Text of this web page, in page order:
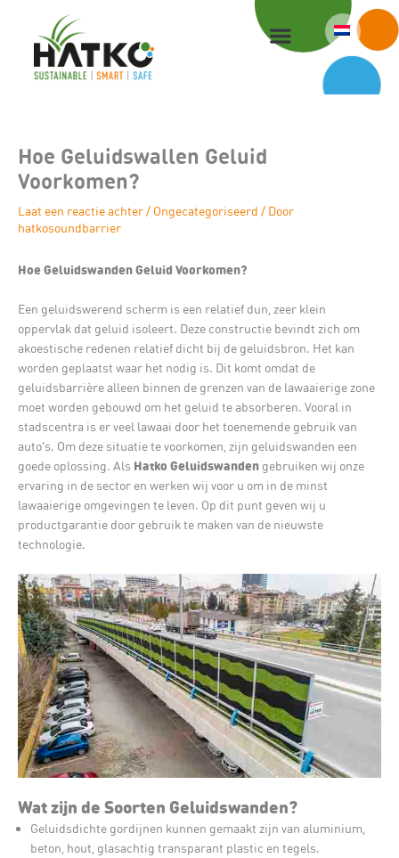
inhoud
Hoe Geluidswallen Geluid
Voorkomen?
Laat een reactie achter/ Ongecategoriseerd / Door
hatkosoundbarrier
Hoe Geluidswanden Geluid Voorkomen?
Een geluidswerend scherm is een relatief dun, zeer klein
oppervlak dat geluid isoleert. Deze constructie bevindt zich om
akoestische redenen relatief dicht bij de geluidsbron. Het kan
worden geplaatst waar het nodig is. Dit komt omdat de
geluidsbarrière alleen binnen de grenzen van de lawaaierige zone
moet worden gebouwd om het geluid te absorberen. Vooral in
stadscentra is er veel lawaai door het toenemende gebruik van
auto’s. Om deze situatie te voorkomen, zijn geluidswanden een
goede oplossing. Als Hatko Geluidswanden gebruiken wij onze
ervaring in de sector en werken wij voor u om in de minst
lawaaierige omgevingen te leven. Op dit punt geven wij u
productgarantie door gebruik te maken van de nieuwste
technologie.
Wat zijn de Soorten Geluidswanden?
Geluidsdichte gordijnen kunnen gemaakt zijn van aluminium,
beton, hout, glasachtig transparant plastic en tegels.